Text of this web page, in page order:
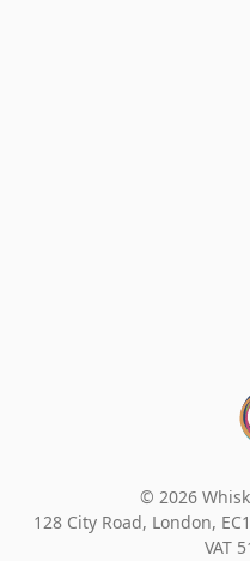
© 2026
128 City Road, London,
VAT